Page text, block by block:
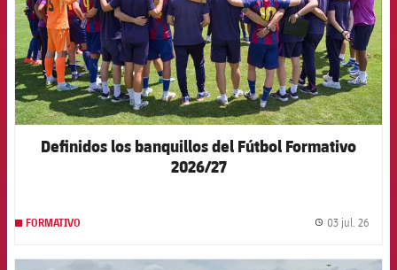
Definidos los banquillos del Fútbol Formativo
2026/27
FORMATIVO 03 jul. 26